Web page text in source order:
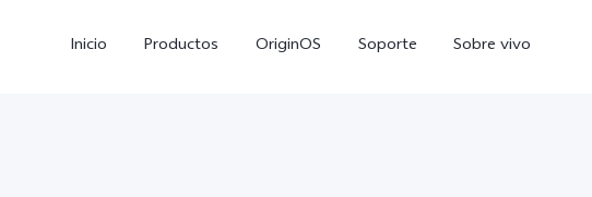
Inicio Productos OriginOS Soporte Sobre vivo